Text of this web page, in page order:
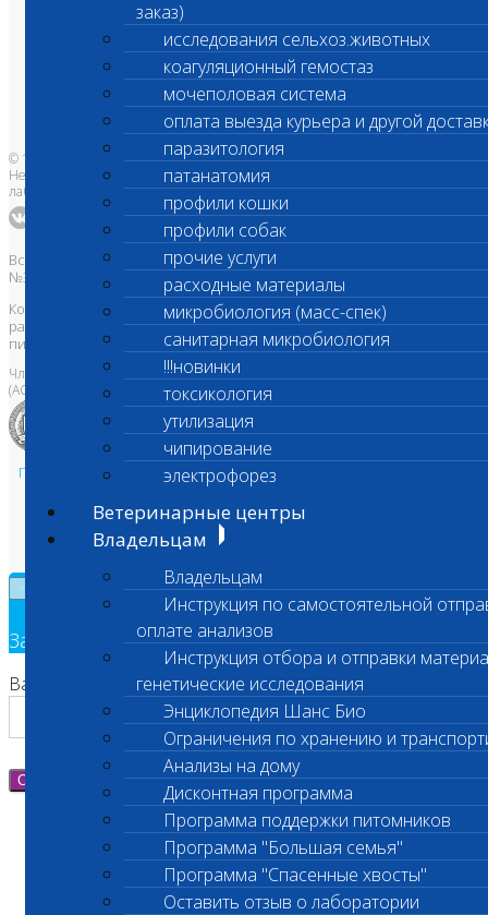
заказ)
исследования сельхоз.животных
коагуляционный гемостаз
мочеполовая система
оплата выезда курьера и другой
паразитология
патанатомия
профили кошки
профили собак
прочие услуги
расходные материалы
микробиология (масс-спек)
санитарная микробиология
!!!новинки
токсикология
утилизация
чипирование
электрофорез
Ветеринарные центры
Владельцам
Владельцам
Инструкция по самостоятельной
оплате анализов
Инструкция отбора и отправки
генетические исследования
Энциклопедия Шанс Био
Ограничения по хранению и
Анализы на дому
Дисконтная программа
Программа поддержки питомников
Программа "Большая семья"
Программа "Спасенные хвосты"
Оставить отзыв о лаборатории
Анализы и цены
Ветеринарные центры
Владельцам
Врачам и клиникам
Бланки лаборатории
Банк донорской крови
Адреса лабораторий
© 1996-2026
Независимая ветеринарная
лаборатория Шанс Био
Все права защищены и охраняются законом. Товарный знак
№395740 от 2008 г. ООО "ШАНС БИО"
Копирование, тиражирование, а также использование материалов,
размещенных на сайтеwww.vetlab.ruвозможно только с
письменного разрешения Правообладателя
Член Национальной ветеринарной палаты
(АСРО НВП)
Политика в области персональных данных и конфиденциальности
Техническая поддержка
Заявка на обратный звонок
Ваш номер телефона
Отправить